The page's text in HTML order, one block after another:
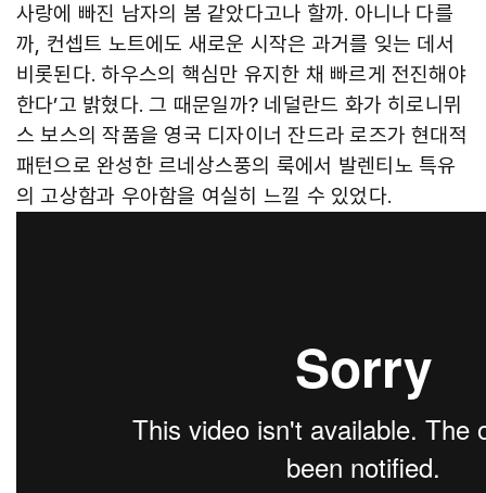
사랑에 빠진 남자의 봄 같았다고나 할까. 아니나 다를
까, 컨셉트 노트에도 새로운 시작은 과거를 잊는 데서
비롯된다. 하우스의 핵심만 유지한 채 빠르게 전진해야
한다’고 밝혔다. 그 때문일까? 네덜란드 화가 히로니뮈
스 보스의 작품을 영국 디자이너 잔드라 로즈가 현대적
패턴으로 완성한 르네상스풍의 룩에서 발렌티노 특유
의 고상함과 우아함을 여실히 느낄 수 있었다.